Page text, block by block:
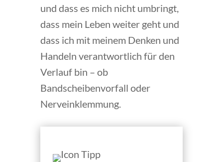
und dass es mich nicht umbringt,
dass mein Leben weiter geht und
dass ich mit meinem Denken und
Handeln verantwortlich für den
Verlauf bin – ob
Bandscheibenvorfall oder
Nerveinklemmung.